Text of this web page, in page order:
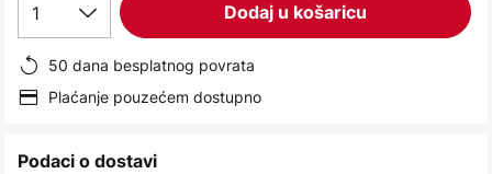
1 Dodaj u košaricu
50 dana besplatnog povrata
Plaćanje pouzećem dostupno
Podaci o dostavi